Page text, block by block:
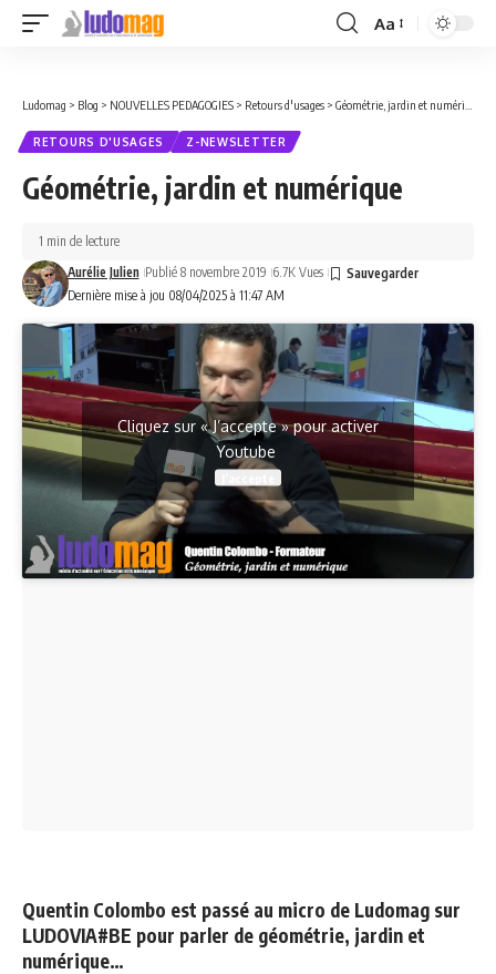
Font
Aa
Ludomag > Blog > NOUVELLES PEDAGOGIES > Retours d'usages > Géométrie, jardin et numérique
RETOURS D'USAGES Z-NEWSLETTER
Géométrie, jardin et numérique
Dernière mise à jou 08/04/2025 à 11:47 AM
Aurélie Julien Publié 8 novembre 2019 6.7K Vues
1 min de lecture
Cliquez sur « J’accepte » pour activer
Youtube
Quentin Colombo est passé au micro de Ludomag sur
LUDOVIA#BE pour parler de géométrie, jardin et
numérique…